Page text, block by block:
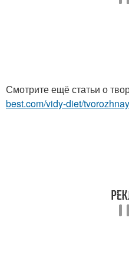
Смотрите ещё статьи о
best.com/vidy-diet/